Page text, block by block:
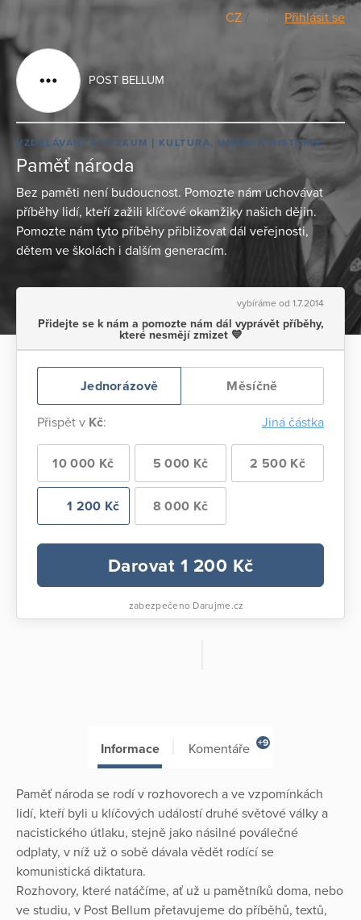
CZ / Přihlásit se
POST BELLUM
VZDĚLÁVÁNÍ A VÝZKUM KULTURA, UMĚNÍ A HISTORIE
Paměť národa
Bez paměti není budoucnost. Pomozte nám uchovávat
příběhy lidí, kteří zažili klíčové okamžiky našich dějin.
Pomozte nám tyto příběhy přibližovat dál veřejnosti,
dětem ve školách i dalším generacím.
vybíráme od 1.7.2014
Přidejte se k nám a pomozte nám dál vyprávět příběhy,
které nesmějí zmizet 💙
Jednorázově Měsíčně
Přispět v Kč: Jiná částka
10 000 Kč 5 000 Kč 2 500 Kč
1 200 Kč 8 000 Kč
Darovat 1 200 Kč
zabezpečeno Darujme.cz
Informace Komentáře +9
Paměť národa se rodí v rozhovorech a ve vzpomínkách
lidí, kteří byli u klíčových událostí druhé světové války a
nacistického útlaku, stejně jako násilné poválečné
odplaty, v níž už o sobě dávala vědět rodící se
komunistická diktatura.
Rozhovory, které natáčíme, ať už u pamětníků doma, nebo
ve studiu, v Post Bellum přetavujeme do příběhů, textů,